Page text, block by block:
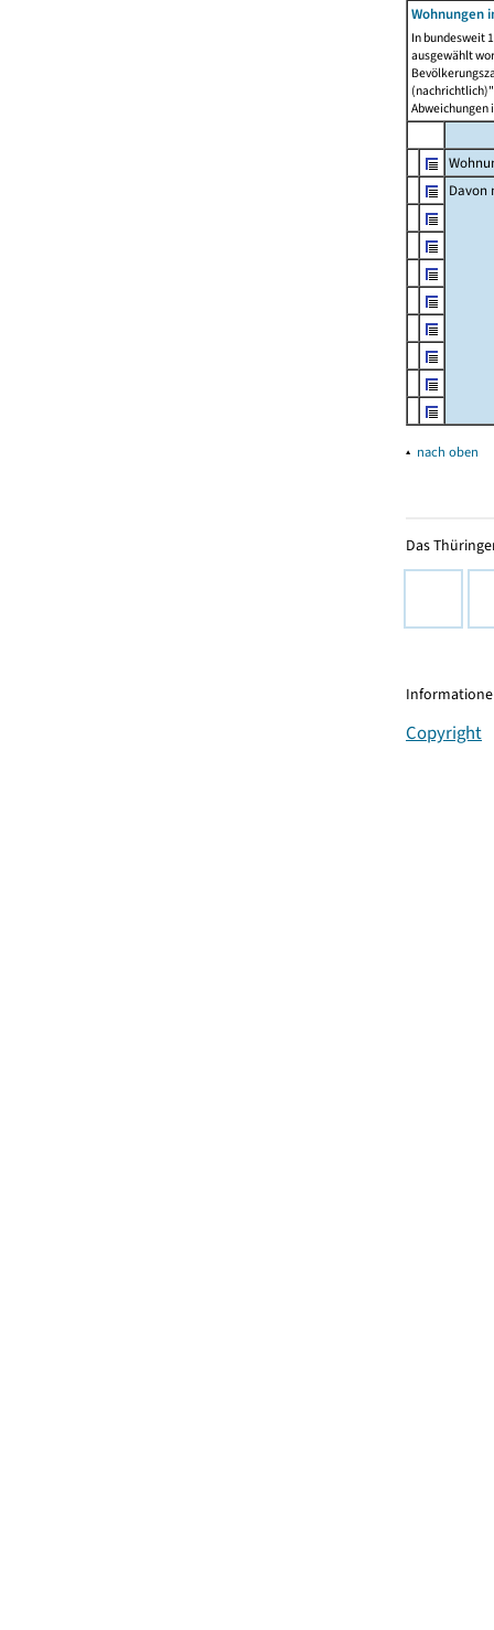
Wohnungen
In bundesweit
ausgewählt
Abweichungen
Davon
▴ nach oben
Das
Copyright